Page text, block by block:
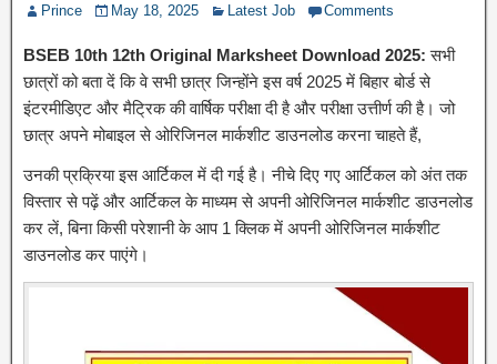
Prince May 18, 2025 Latest Job Comments
BSEB 10th 12th Original Marksheet Download 2025: सभी
छात्रों को बता दें कि वे सभी छात्र जिन्होंने इस वर्ष 2025 में बिहार बोर्ड से
इंटरमीडिएट और मैट्रिक की वार्षिक परीक्षा दी है और परीक्षा उत्तीर्ण की है। जो
छात्र अपने मोबाइल से ओरिजिनल मार्कशीट डाउनलोड करना चाहते हैं,
उनकी प्रक्रिया इस आर्टिकल में दी गई है। नीचे दिए गए आर्टिकल को अंत तक
विस्तार से पढ़ें और आर्टिकल के माध्यम से अपनी ओरिजिनल मार्कशीट डाउनलोड
कर लें, बिना किसी परेशानी के आप 1 क्लिक में अपनी ओरिजिनल मार्कशीट
डाउनलोड कर पाएंगे।